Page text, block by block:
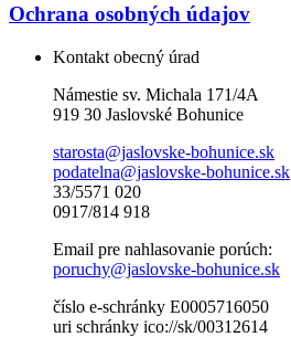
Ochrana osobných údajov
Kontakt obecný úrad
Námestie sv. Michala 171/4A
919 30 Jaslovské Bohunice
starosta@jaslovske-bohunice.sk
podatelna@jaslovske-bohunice.sk
33/5571 020
0917/814 918
Email pre nahlasovanie porúch:
poruchy@jaslovske-bohunice.sk
číslo e-schránky E0005716050
uri schránky ico://sk/00312614